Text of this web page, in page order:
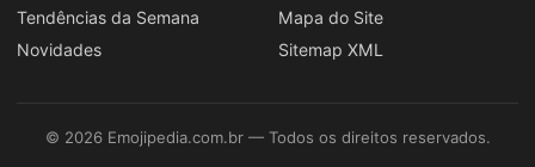
Tendências da Semana
Novidades
Mapa do Site
Sitemap XML
© 2026 Emojipedia.com.br — Todos os direitos reservados.